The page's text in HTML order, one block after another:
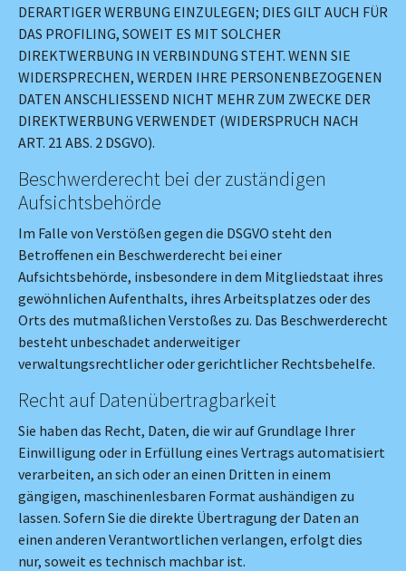
DERARTIGER WERBUNG EINZULEGEN; DIES GILT AUCH FÜR
DAS PROFILING, SOWEIT ES MIT SOLCHER
DIREKTWERBUNG IN VERBINDUNG STEHT. WENN SIE
WIDERSPRECHEN, WERDEN IHRE PERSONENBEZOGENEN
DATEN ANSCHLIESSEND NICHT MEHR ZUM ZWECKE DER
DIREKTWERBUNG VERWENDET (WIDERSPRUCH NACH
ART. 21 ABS. 2 DSGVO).
Beschwerde­recht bei der zuständigen
Aufsichts­behörde
Im Falle von Verstößen gegen die DSGVO steht den
Betroffenen ein Beschwerderecht bei einer
Aufsichtsbehörde, insbesondere in dem Mitgliedstaat ihres
gewöhnlichen Aufenthalts, ihres Arbeitsplatzes oder des
Orts des mutmaßlichen Verstoßes zu. Das Beschwerderecht
besteht unbeschadet anderweitiger
verwaltungsrechtlicher oder gerichtlicher Rechtsbehelfe.
Recht auf Daten­übertrag­barkeit
Sie haben das Recht, Daten, die wir auf Grundlage Ihrer
Einwilligung oder in Erfüllung eines Vertrags automatisiert
verarbeiten, an sich oder an einen Dritten in einem
gängigen, maschinenlesbaren Format aushändigen zu
lassen. Sofern Sie die direkte Übertragung der Daten an
einen anderen Verantwortlichen verlangen, erfolgt dies
nur, soweit es technisch machbar ist.